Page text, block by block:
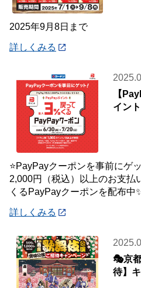
2025年9月8日まで
詳しくみる
【
イン
⭐PayPayクーポンを事前にゲット！ 対象期間中
2,000円（税込）以上のお支払
くるPayPayクーポンを配布中✨ 【対象期間】 6月30
詳しくみる
🎭京
待】